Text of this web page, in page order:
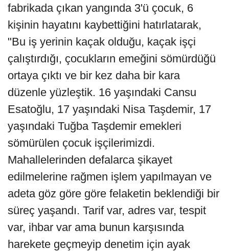
fabrikada çıkan yangında 3'ü çocuk, 6
kişinin hayatını kaybettiğini hatırlatarak,
"Bu iş yerinin kaçak olduğu, kaçak işçi
çalıştırdığı, çocukların emeğini sömürdüğü
ortaya çıktı ve bir kez daha bir kara
düzenle yüzleştik. 16 yaşındaki Cansu
Esatoğlu, 17 yaşındaki Nisa Taşdemir, 17
yaşındaki Tuğba Taşdemir emekleri
sömürülen çocuk işçilerimizdi.
Mahallelerinden defalarca şikayet
edilmelerine rağmen işlem yapılmayan ve
adeta göz göre göre felaketin beklendiği bir
süreç yaşandı. Tarif var, adres var, tespit
var, ihbar var ama bunun karşısında
harekete geçmeyip denetim için ayak